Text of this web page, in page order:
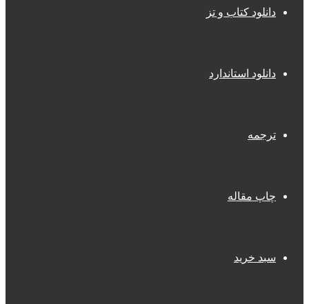
دانلود کتاب و تز
دانلود استاندارد
ترجمه
چاپ مقاله
سبد خرید